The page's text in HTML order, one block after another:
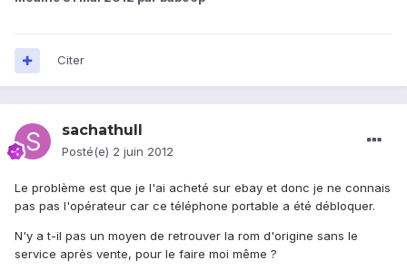
Citer
sachathull
Posté(e) 2 juin 2012
Le problème est que je l'ai acheté sur ebay et donc je ne connais
pas pas l'opérateur car ce téléphone portable a été débloquer.
N'y a t-il pas un moyen de retrouver la rom d'origine sans le
service après vente, pour le faire moi même ?